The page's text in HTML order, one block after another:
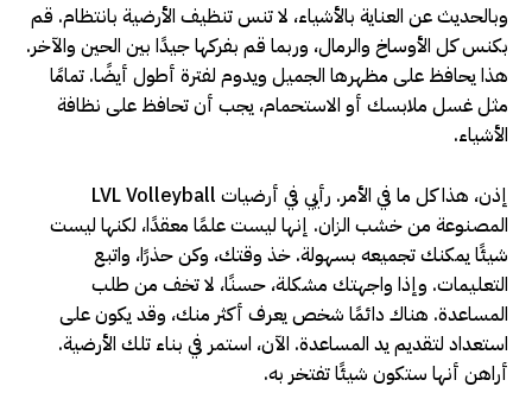
وبالحديث عن العناية بالأشياء، لا تنس تنظيف الأرضية بانتظام. قم
بكنس كل الأوساخ والرمال، وربما قم بفركها جيدًا بين الحين والآخر.
هذا يحافظ على مظهرها الجميل ويدوم لفترة أطول أيضًا. تمامًا
مثل غسل ملابسك أو الاستحمام، يجب أن تحافظ على نظافة
الأشياء.
إذن، هذا كل ما في الأمر. رأيي في أرضيات LVL Volleyball
المصنوعة من خشب الزان. إنها ليست علمًا معقدًا، لكنها ليست
شيئًا يمكنك تجميعه بسهولة. خذ وقتك، وكن حذرًا، واتبع
التعليمات. وإذا واجهتك مشكلة، حسنًا، لا تخف من طلب
المساعدة. هناك دائمًا شخص يعرف أكثر منك، وقد يكون على
استعداد لتقديم يد المساعدة. الآن، استمر في بناء تلك الأرضية.
أراهن أنها ستكون شيئًا تفتخر به.